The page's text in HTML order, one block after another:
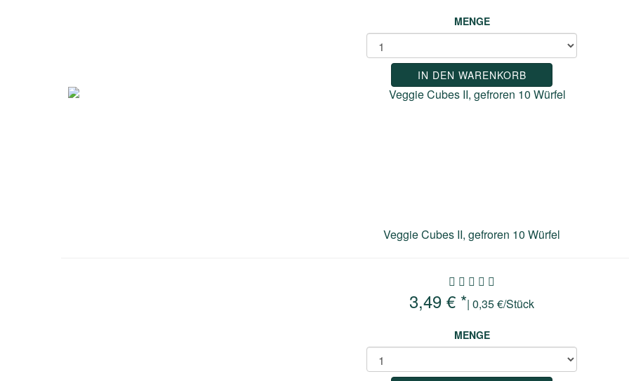
MENGE
IN DEN WARENKORB
Veggie Cubes II, gefroren 10 Würfel
3,49 € *| 0,35 €/Stück
MENGE